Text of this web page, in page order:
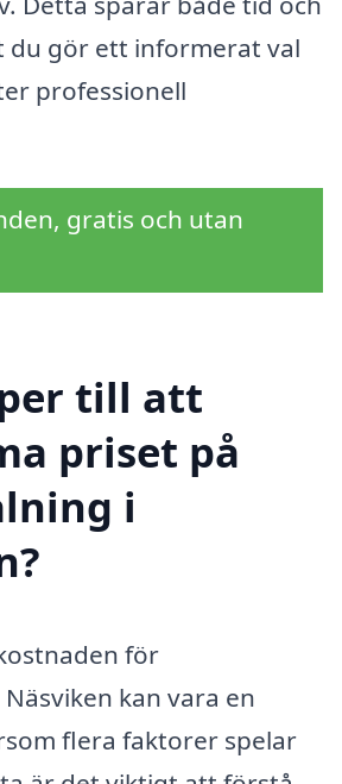
du gör ett informerat val
professionell
gratis och utan
till att
priset på
i
för
kan vara en
flera faktorer spelar